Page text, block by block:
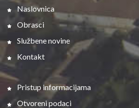
Naslovnica
Obrasci
Službene novine
Kontakt
Pristup informacijama
Otvoreni podaci